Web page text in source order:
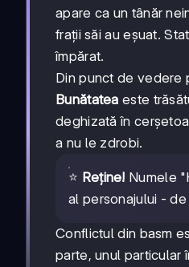
apare ca un tânăr
frații săi au eșuat.
împărat.
Din punct de vedere
Bunătatea este
deghizată în
a nu le zdrobi.
⭐️ Reține! Numele
al personajului -
Conflictul din basm
parte, unul particular